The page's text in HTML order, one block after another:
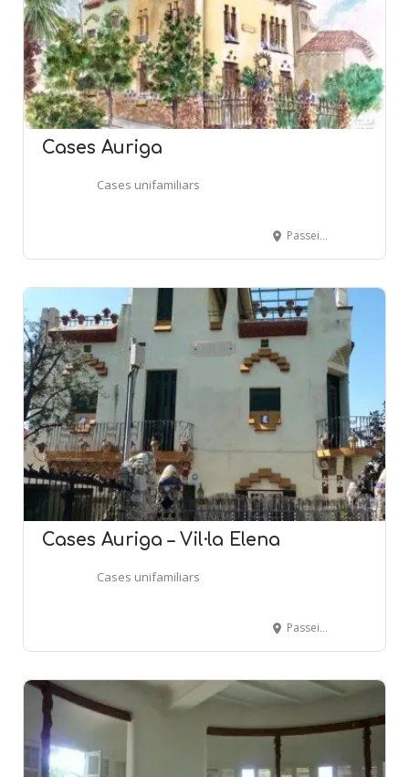
Cases Auriga
Cases unifamiliars
Passeig de Canalies, 10-12 - SANT JOAN DESPÍ
Cases Auriga – Vil·la Elena
Cases unifamiliars
Passeig de Canalies, 12 - SANT JOAN DESPÍ